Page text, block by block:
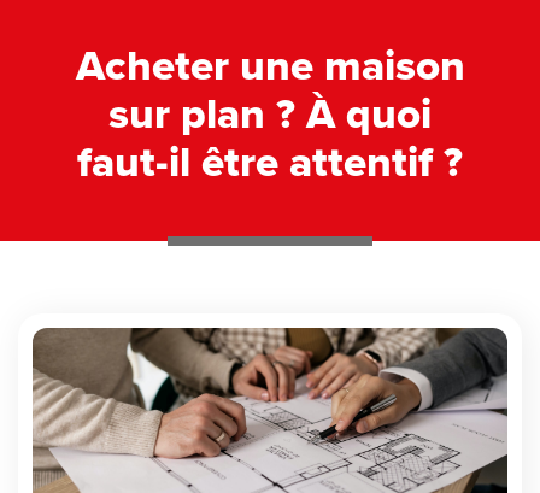
MAISONS
APPARTEMENTS
Les étapes de la construction
Acheter une maison
sur plan ? À quoi
faut-il être attentif ?